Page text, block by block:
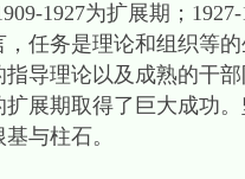
1927为扩展期；
任务是理论和组织等
导理论以及成熟的干
扩展期取得了巨大成功
与柱石。